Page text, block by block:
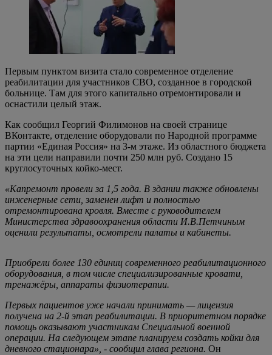
Первым пунктом визита стало современное отделение
реабилитации для участников СВО, созданное в городской
больнице. Там для этого капитально отремонтировали и
оснастили целый этаж.
Как сообщил Георгий Филимонов на своей странице
ВКонтакте, отделение оборудовали по Народной программе
партии «Единая Россия» на 3-м этаже. Из областного бюджета
на эти цели направили почти 250 млн руб. Создано 15
круглосуточных койко-мест.
«Капремонт провели за 1,5 года. В здании также обновлены
инженерные сети, заменен лифт и полностью
отремонтирована кровля. Вместе с руководителем
Министерства здравоохранения области И.В.Петчиным
оценили результаты, осмотрели палаты и кабинеты.
Приобрели более 130 единиц современного реабилитационного
оборудования, в том числе специализированные кровати,
тренажёры, аппараты физиотерапии.
Первых пациентов уже начали принимать — лицензия
получена на 2-й этап реабилитации. В приоритетном порядке
помощь оказывают участникам Специальной военной
операции. На следующем этапе планируем создать койки для
дневного стационара», - сообщил глава региона. Он